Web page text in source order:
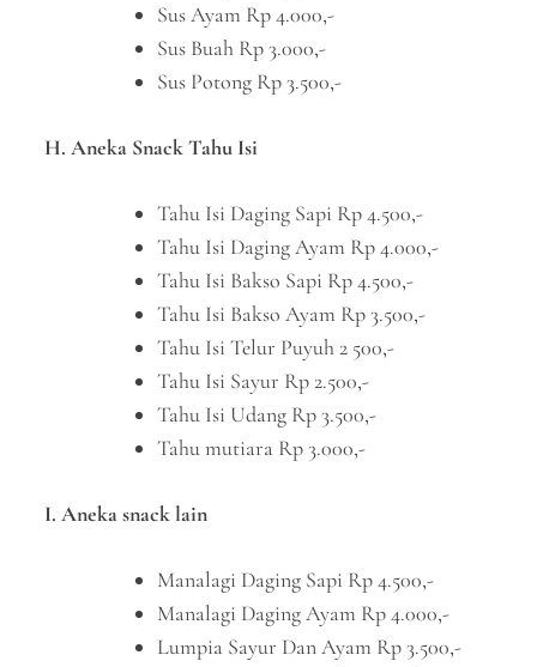
Sus Ayam Rp 4.000,-
Sus Buah Rp 3.000,-
Sus Potong Rp 3.500,-
H. Aneka Snack Tahu Isi
Tahu Isi Daging Sapi Rp 4.500,-
Tahu Isi Daging Ayam Rp 4.000,-
Tahu Isi Bakso Sapi Rp 4.500,-
Tahu Isi Bakso Ayam Rp 3.500,-
Tahu Isi Telur Puyuh 2 500,-
Tahu Isi Sayur Rp 2.500,-
Tahu Isi Udang Rp 3.500,-
Tahu mutiara Rp 3.000,-
I. Aneka snack lain
Manalagi Daging Sapi Rp 4.500,-
Manalagi Daging Ayam Rp 4.000,-
Lumpia Sayur Dan Ayam Rp 3.500,-